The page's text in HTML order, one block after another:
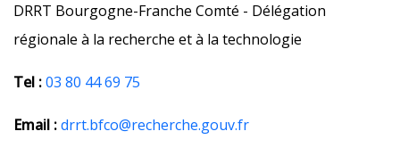
DRRT Bourgogne-Franche Comté - Délégation
régionale à la recherche et à la technologie
Tel :03 80 44 69 75
Email :drrt.bfco@recherche.gouv.fr